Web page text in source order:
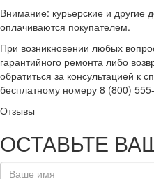
Внимание: курьерские и другие
оплачиваются покупателем.
При возникновении любых
гарантийного ремонта либо
обратиться за консультацией к
бесплатному номеру 8 (800)
Отзывы
ОСТАВЬТЕ